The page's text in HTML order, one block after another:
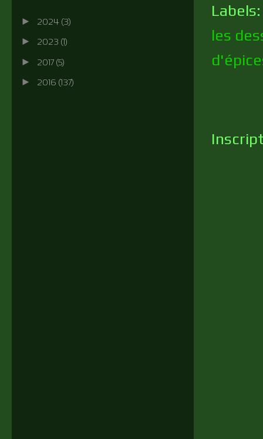
les
► 2024 (3)
► 2023 (1)
► 2017 (5)
► 2016 (137)